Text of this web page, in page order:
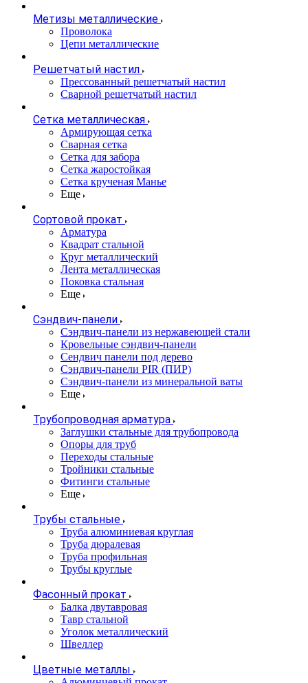
Метизы металлические
Проволока
Цепи металлические
Решетчатый настил
Прессованный решетчатый настил
Сварной решетчатый настил
Сетка металлическая
Армирующая сетка
Сварная сетка
Сетка для забора
Сетка жаростойкая
Сетка крученая Манье
Еще
Сортовой прокат
Арматура
Квадрат стальной
Круг металлический
Лента металлическая
Поковка стальная
Еще
Сэндвич-панели
Cэндвич-панели из нержавеющей стали
Кровельные сэндвич-панели
Сендвич панели под дерево
Сэндвич-панели PIR (ПИР)
Сэндвич-панели из минеральной ваты
Еще
Трубопроводная арматура
Заглушки стальные для трубопровода
Опоры для труб
Переходы стальные
Тройники стальные
Фитинги стальные
Еще
Трубы стальные
Труба алюминиевая круглая
Труба дюралевая
Труба профильная
Трубы круглые
Фасонный прокат
Балка двутавровая
Тавр стальной
Уголок металлический
Швеллер
Цветные металлы